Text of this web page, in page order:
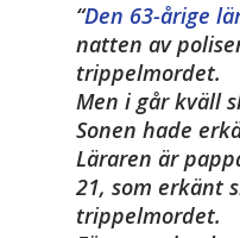
Den 63-årige
natten av
trippelmordet.
Men i går kväll
Sonen hade
Läraren är
21, som erkänt
trippelmordet.